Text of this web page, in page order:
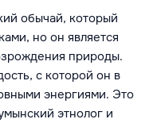
обычай, который
но он является
природы.
с которой он в
энергиями. Это
этнолог и